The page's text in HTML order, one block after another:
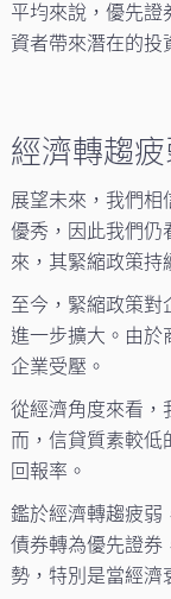
平均來說，優先
資者帶來潛在的投
經濟轉趨
展望未來，我們
優秀，因此我們
來，其緊縮政策持
至今，緊縮政策
進一步擴大。由
企業受壓。
從經濟角度來看
而，信貸質素較
回報率。
鑑於經濟轉趨疲
債券轉為優先證
勢，特別是當經濟